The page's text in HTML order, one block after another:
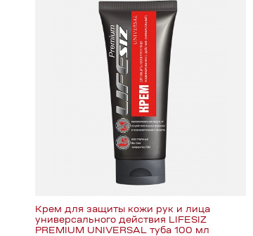
Крем для защиты кожи рук и лица
универсального действия LIFESIZ
PREMIUM UNIVERSAL туба 100 мл